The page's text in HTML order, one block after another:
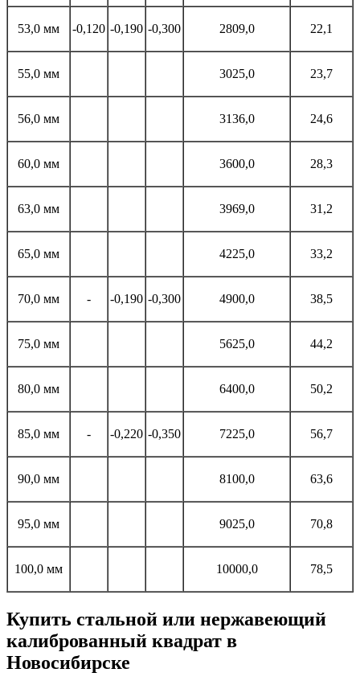
53,0 мм -0,120 -0,190 -0,300 2809,0 22,1
55,0 мм 3025,0 23,7
56,0 мм 3136,0 24,6
60,0 мм 3600,0 28,3
63,0 мм 3969,0 31,2
65,0 мм 4225,0 33,2
70,0 мм - -0,190 -0,300 4900,0 38,5
75,0 мм 5625,0 44,2
80,0 мм 6400,0 50,2
85,0 мм - -0,220 -0,350 7225,0 56,7
90,0 мм 8100,0 63,6
95,0 мм 9025,0 70,8
100,0 мм 10000,0 78,5
Купить стальной или нержавеющий
калиброванный квадрат в
Новосибирске